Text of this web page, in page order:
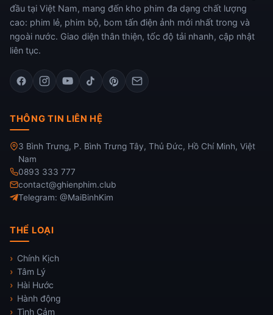
đầu tại Việt Nam, mang đến kho phim đa dạng chất lượng
cao: phim lẻ, phim bộ, bom tấn điện ảnh mới nhất trong và
ngoài nước. Giao diện thân thiện, tốc độ tải nhanh, cập nhật
liên tục.
THÔNG TIN LIÊN HỆ
3 Bình Trưng, P. Bình Trưng Tây, Thủ Đức, Hồ Chí Minh, Việt
Nam
0893 333 777
contact@ghienphim.club
Telegram: @MaiBinhKim
THỂ LOẠI
Chính Kịch
Tâm Lý
Hài Hước
Hành động
Tình Cảm